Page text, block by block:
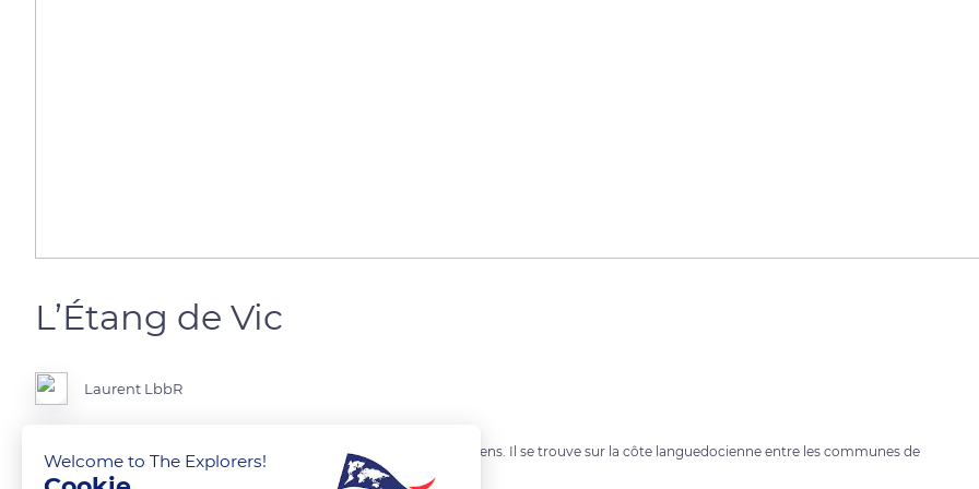
L’Étang de Vic
Laurent LbbR
L'étang de Vic appartient au complexe lagunaire des étangs palavasiens. Il se trouve sur la côte languedocienne entre les communes de
Vic-la-Gardiole, Mireval et Villeneuve-lès-Maguelone.
Welcome to The Explorers!